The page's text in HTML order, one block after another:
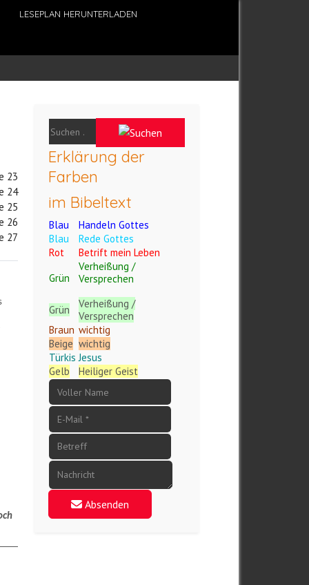
LESEPLAN HERUNTERLADEN
23
24
25
26
27
Erklärung der
Farben
im Bibeltext
Blau
Handeln Gottes
Blau
Rede Gottes
Rot
Betrift mein Leben
Grün
Verheißung /
Versprechen
Grün
Verheißung /
Versprechen
Braun wichtig
Beige wichtig
Türkis Jesus
Gelb
Heiliger Geist
Absenden